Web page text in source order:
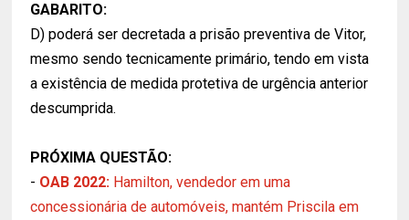
GABARITO:
D) poderá ser decretada a prisão preventiva de Vitor,
mesmo sendo tecnicamente primário, tendo em vista
a existência de medida protetiva de urgência anterior
descumprida.
PRÓXIMA QUESTÃO:
- OAB 2022: Hamilton, vendedor em uma
concessionária de automóveis, mantém Priscila em